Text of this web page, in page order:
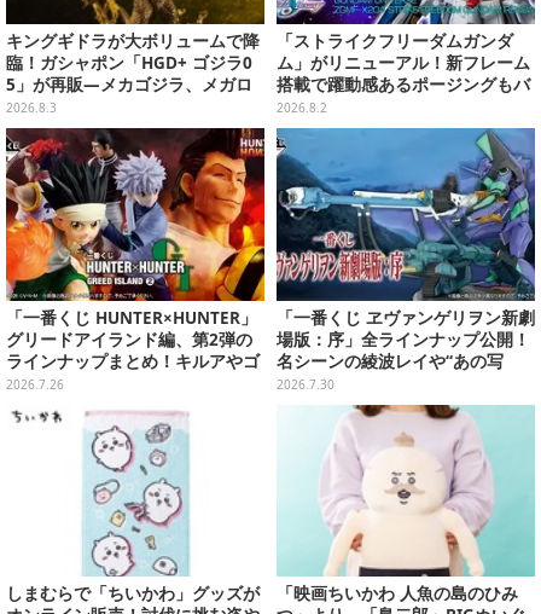
キングギドラが大ボリュームで降
臨！ガシャポン「HGD+ ゴジラ0
5」が再販―メカゴジラ、メガロ
なども揃った全4種
2026.8.3
「ストライクフリーダムガンダ
ム」がリニューアル！新フレーム
搭載で躍動感あるポージングもバ
ッチリ
2026.8.2
「一番くじ HUNTER×HUNTER」
グリードアイランド編、第2弾の
ラインナップまとめ！キルアやゴ
レイヌ、筋骨隆々ビスケなど6体
を堂々立体化
2026.7.26
「一番くじ ヱヴァンゲリヲン新劇
場版：序」全ラインナップ公開！
名シーンの綾波レイや“あの写
真”の葛城ミサトフィギュアほ
か、場面写クリアファイルなど
2026.7.30
しまむらで「ちいかわ」グッズが
「映画ちいかわ 人魚の島のひみ